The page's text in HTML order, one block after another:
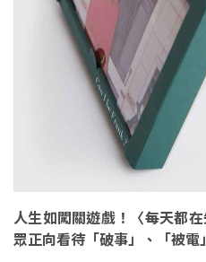
人生如闖關遊戲！〈每天都
眾正向看待「破事」、「被電」